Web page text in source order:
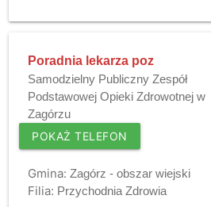
Poradnia lekarza poz
Samodzielny Publiczny Zespół
Podstawowej Opieki Zdrowotnej w
Zagórzu
POKAŻ TELEFON
Gmina: Zagórz - obszar wiejski
Filia: Przychodnia Zdrowia